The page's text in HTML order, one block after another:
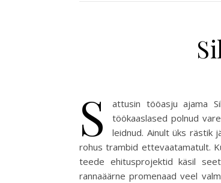
S
attusin tööasju ajama
töökaaslased polnud
leidnud. Ainult üks rästik
rohus trambid ettevaatamatult.
teede ehitusprojektid käsil
rannaäärne promenaad veel